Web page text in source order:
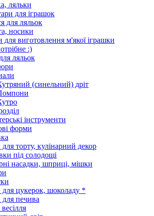
ляльки
для іграшок
для ляльок
носики
для виготовлення м'якої іграшки
:)
ляльок
(синельний) дріт
інструменти
форми
торту, кулінарний декор
під солодощі
насадки, шприці, мішки
цукерок, шоколаду *
печива